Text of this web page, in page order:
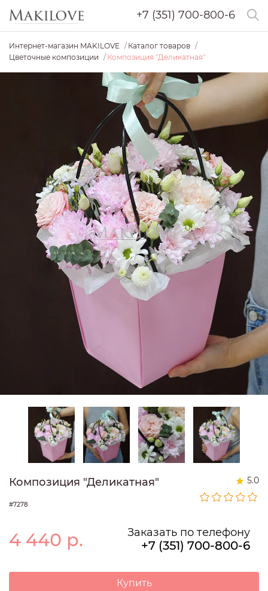
+7 (351) 700-800-6
Интернет-магазин MAKILOVE
Каталог товаров
Цветочные композиции
Композиция "Деликатная"
Композиция "Деликатная" 5.0
#7278
4 440 р. Заказать по телефону
+7 (351) 700-800-6
Купить